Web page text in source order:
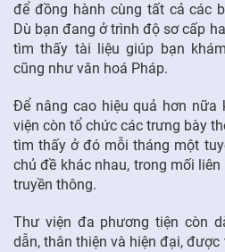
để đồng hành cùng tất cả các
Dù bạn đang ở trình độ sơ cấp
tìm thấy tài liệu giúp bạn
cũng như văn hoá Pháp.
Để nâng cao hiệu quả hơn nữa
viện còn tổ chức các trưng bày
tìm thấy ở đó mỗi tháng một
chủ đề khác nhau, trong mối
truyền thông.
Thư viện đa phương tiện còn
dẫn, thân thiện và hiện đại,